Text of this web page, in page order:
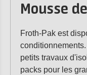
Mousse
Froth-Pak est
petits travaux
packs pour les